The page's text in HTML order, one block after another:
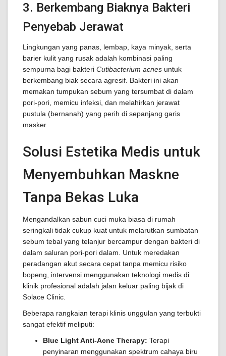
3. Berkembang Biaknya Bakteri
Penyebab Jerawat
Lingkungan yang panas, lembap, kaya minyak, serta
barier kulit yang rusak adalah kombinasi paling
sempurna bagi bakteri Cutibacterium acnes untuk
berkembang biak secara agresif. Bakteri ini akan
memakan tumpukan sebum yang tersumbat di dalam
pori-pori, memicu infeksi, dan melahirkan jerawat
pustula (bernanah) yang perih di sepanjang garis
masker.
Solusi Estetika Medis untuk
Menyembuhkan Maskne
Tanpa Bekas Luka
Mengandalkan sabun cuci muka biasa di rumah
seringkali tidak cukup kuat untuk melarutkan sumbatan
sebum tebal yang telanjur bercampur dengan bakteri di
dalam saluran pori-pori dalam. Untuk meredakan
peradangan akut secara cepat tanpa memicu risiko
bopeng, intervensi menggunakan teknologi medis di
klinik profesional adalah jalan keluar paling bijak di
Solace Clinic.
Beberapa rangkaian terapi klinis unggulan yang terbukti
sangat efektif meliputi:
Blue Light Anti-Acne Therapy: Terapi
penyinaran menggunakan spektrum cahaya biru